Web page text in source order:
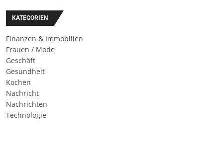
KATEGORIEN
Finanzen & Immobilien
Frauen / Mode
Geschäft
Gesundheit
Kochen
Nachricht
Nachrichten
Technologie